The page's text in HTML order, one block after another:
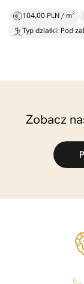
104,00 PLN / m²
Typ działki: Pod
Zobacz